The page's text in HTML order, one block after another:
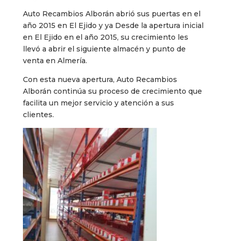
Auto Recambios Alborán abrió sus puertas en el
año 2015 en El Ejido y ya Desde la apertura inicial
en El Ejido en el año 2015, su crecimiento les
llevó a abrir el siguiente almacén y punto de
venta en Almería.
Con esta nueva apertura, Auto Recambios
Alborán continúa su proceso de crecimiento que
facilita un mejor servicio y atención a sus
clientes.